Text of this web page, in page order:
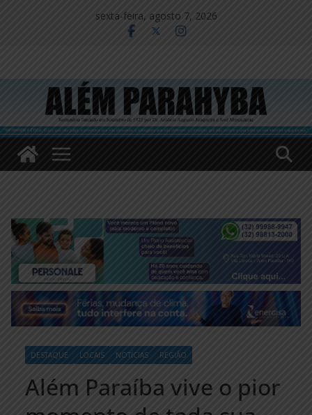
sexta-feira, agosto 7, 2026
DESTAQUE LOCAIS NOTÍCIAS REGIÃO
Além Paraíba vive o pior